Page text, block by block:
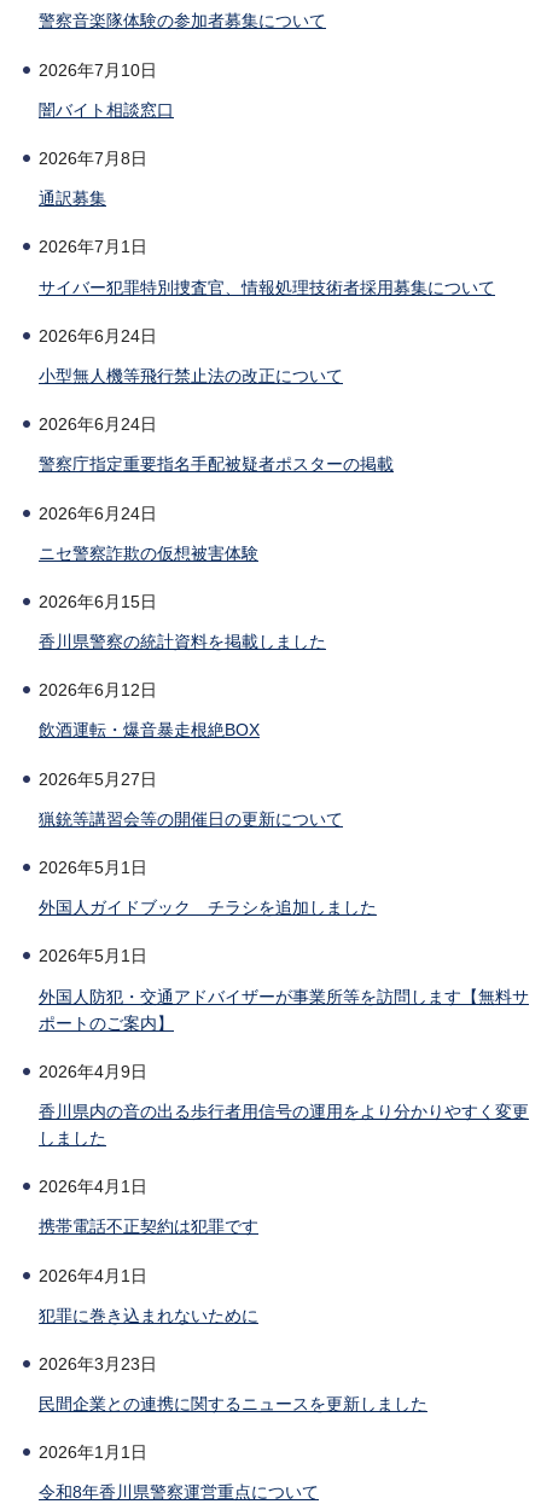
警察音楽隊体験の参加者募集について
2026年7月10日
闇バイト相談窓口
2026年7月8日
通訳募集
2026年7月1日
サイバー犯罪特別捜査官、情報処理技術者採用募集について
2026年6月24日
小型無人機等飛行禁止法の改正について
2026年6月24日
警察庁指定重要指名手配被疑者ポスターの掲載
2026年6月24日
ニセ警察詐欺の仮想被害体験
2026年6月15日
香川県警察の統計資料を掲載しました
2026年6月12日
飲酒運転・爆音暴走根絶BOX
2026年5月27日
猟銃等講習会等の開催日の更新について
2026年5月1日
外国人ガイドブック チラシを追加しました
2026年5月1日
外国人防犯・交通アドバイザーが事業所等を訪問します【無料サ
ポートのご案内】
2026年4月9日
香川県内の音の出る歩行者用信号の運用をより分かりやすく変更
しました
2026年4月1日
携帯電話不正契約は犯罪です
2026年4月1日
犯罪に巻き込まれないために
2026年3月23日
民間企業との連携に関するニュースを更新しました
2026年1月1日
令和8年香川県警察運営重点について